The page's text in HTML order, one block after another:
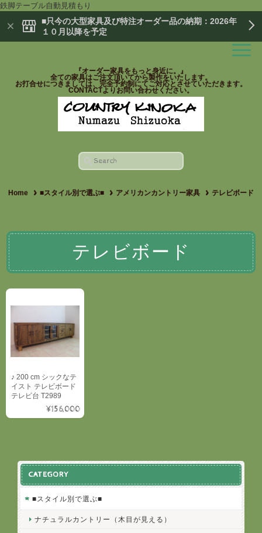
鉄脚テーブル自動見積もり
■只今の大型家具及び特注オーダー品の納期：2026年
１０月以降を予定
『オーダー家具をもっと身近に。』
全ての家具はご注文頂いてから製作をいたします。
お打合せにつきましては、完全予約制にてご対応とさせていただきます。
CONTACTよりお問い合わせください。
Home ■スタイル別で選ぶ■ アメリカンカントリー家具 テレビボード
テレビボード
♪ 200 cm シックなテ
イスト テレビボード
テレビ台 T2989
¥156,000
CATEGORY
■スタイル別で選ぶ■
ナチュラルカントリー（木目が見える）